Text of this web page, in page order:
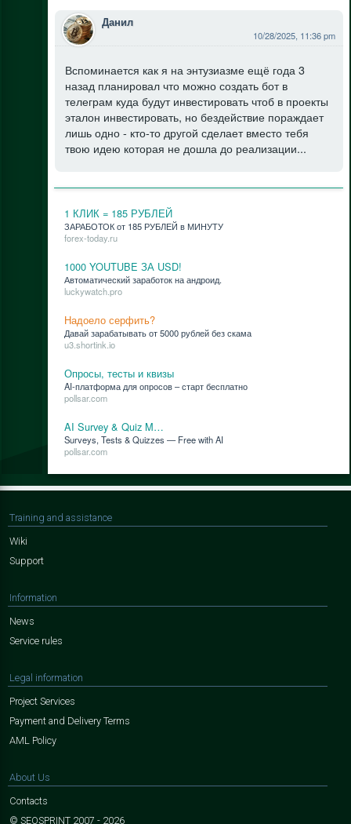
Данил
10/28/2025, 11:36 pm
Вспоминается как я на энтузиазме ещё года 3
назад планировал что можно создать бот в
телеграм куда будут инвестировать чтоб в проекты
эталон инвестировать, но бездействие пораждает
лишь одно - кто-то другой сделает вместо тебя
твою идею которая не дошла до реализации...
1 КЛИК = 185 РУБЛЕЙ
ЗАРАБОТОК от 185 РУБЛЕЙ в МИНУТУ
forex-today.ru
1000 YOUTUBE ЗА USD!
Ав­то­ма­ти­че­ский за­ра­бо­ток на ан­дро­ид.
luckywatch.pro
Надоело серфить?
Да­вай за­ра­ба­ты­вать от 5000 руб­лей без ска­ма
u3.shortink.io
Опросы, тесты и квизы
AI-плат­фор­ма для опро­сов – старт бес­плат­но
pollsar.com
AI Survey & Quiz M…
Surveys, Tests & Quizzes — Free with AI
pollsar.com
Training and assistance
Wiki
Support
Information
News
Service rules
Legal information
Project Services
Payment and Delivery Terms
AML Policy
About Us
Contacts
© SEOSPRINT 2007 - 2026